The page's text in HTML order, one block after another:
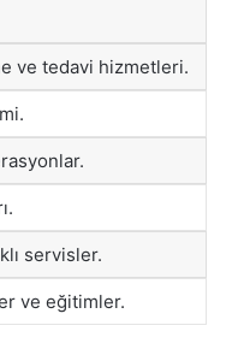
ve tedavi hizmetleri.
servisler.
ve eğitimler.